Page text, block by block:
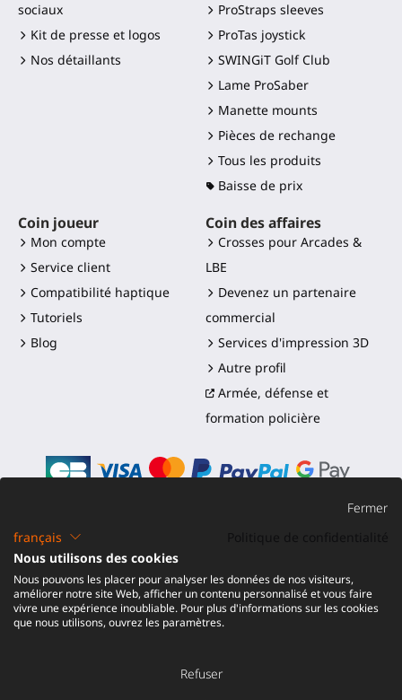
sociaux
Kit de presse et logos
Nos détaillants
ProStraps sleeves
ProTas joystick
SWINGiT Golf Club
Lame ProSaber
Manette mounts
Pièces de rechange
Tous les produits
Baisse de prix
Coin joueur
Mon compte
Service client
Compatibilité haptique
Tutoriels
Blog
Coin des affaires
Crosses pour Arcades &
LBE
Devenez un partenaire
commercial
Services d'impression 3D
Autre profil
Armée, défense et
formation policière
©2016-2026 - ProTubeVR™
Expédition et droits
Remboursement
Fermer
français
Nous utilisons des cookies
Nous pouvons les placer pour analyser les données de nos visiteurs,
améliorer notre site Web, afficher un contenu personnalisé et vous faire
vivre une expérience inoubliable. Pour plus d'informations sur les cookies
que nous utilisons, ouvrez les paramètres.
Refuser